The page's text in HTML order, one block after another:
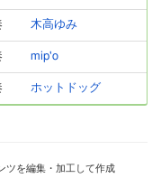
木高ゆみ
mip'o
ホットドッグ
ツを編集・加工して作成